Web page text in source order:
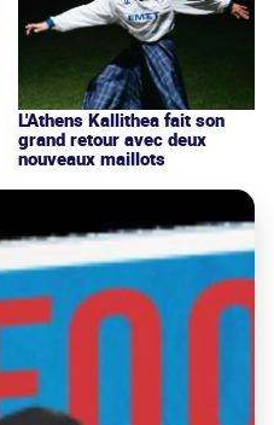
L'Athens Kallithea fait son
grand retour avec deux
nouveaux maillots